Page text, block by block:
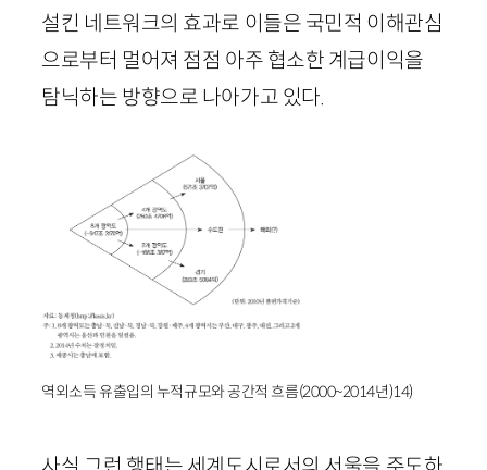
설킨 네트워크의 효과로 이들은 국민적 이해관심
으로부터 멀어져 점점 아주 협소한 계급이익을
탐닉하는 방향으로 나아가고 있다.
역외소득 유출입의 누적규모와 공간적 흐름(2000~2014년)14)